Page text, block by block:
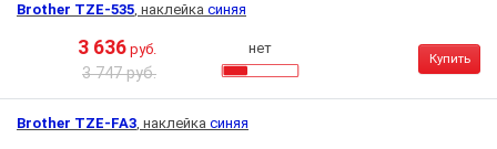
Brother TZE-535, наклейка синяя
3 636 руб.
3 747 руб.
нет
Купить
Brother TZE-FA3, наклейка синяя